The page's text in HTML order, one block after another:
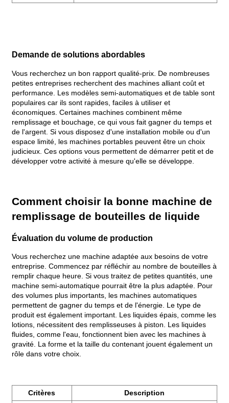
Demande de solutions abordables
Vous recherchez un bon rapport qualité-prix. De nombreuses
petites entreprises recherchent des machines alliant coût et
performance. Les modèles semi-automatiques et de table sont
populaires car ils sont rapides, faciles à utiliser et
économiques. Certaines machines combinent même
remplissage et bouchage, ce qui vous fait gagner du temps et
de l'argent. Si vous disposez d'une installation mobile ou d'un
espace limité, les machines portables peuvent être un choix
judicieux. Ces options vous permettent de démarrer petit et de
développer votre activité à mesure qu'elle se développe.
Comment choisir la bonne machine de
remplissage de bouteilles de liquide
Évaluation du volume de production
Vous recherchez une machine adaptée aux besoins de votre
entreprise. Commencez par réfléchir au nombre de bouteilles à
remplir chaque heure. Si vous traitez de petites quantités, une
machine semi-automatique pourrait être la plus adaptée. Pour
des volumes plus importants, les machines automatiques
permettent de gagner du temps et de l'énergie. Le type de
produit est également important. Les liquides épais, comme les
lotions, nécessitent des remplisseuses à piston. Les liquides
fluides, comme l'eau, fonctionnent bien avec les machines à
gravité. La forme et la taille du contenant jouent également un
rôle dans votre choix.
Critères
Description